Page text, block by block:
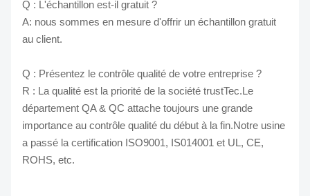
Q : L'échantillon est-il gratuit ?
A: nous sommes en mesure d'offrir un échantillon gratuit
au client.
Q : Présentez le contrôle qualité de votre entreprise ?
R : La qualité est la priorité de la société trustTec.Le
département QA & QC attache toujours une grande
importance au contrôle qualité du début à la fin.Notre usine
a passé la certification ISO9001, IS014001 et UL, CE,
ROHS, etc.